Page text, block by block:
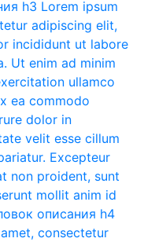
h3 Lorem ipsum
adipiscing elit,
incididunt ut labore
Ut enim ad minim
ullamco
ea commodo
dolor in
velit esse cillum
Excepteur
non proident, sunt
mollit anim id
описания h4
consectetur